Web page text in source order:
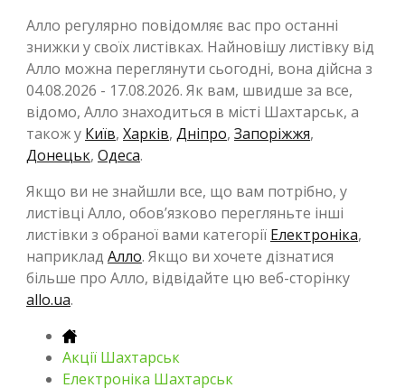
Алло регулярно повідомляє вас про останні
знижки у своїх листівках. Найновішу листівку від
Алло можна переглянути сьогодні, вона дійсна з
04.08.2026 - 17.08.2026. Як вам, швидше за все,
відомо, Алло знаходиться в місті Шахтарськ, а
також у Київ, Харків, Дніпро, Запоріжжя,
Донецьк, Одеса.
Якщо ви не знайшли все, що вам потрібно, у
листівці Алло, обов’язково перегляньте інші
листівки з обраної вами категорії Електроніка,
наприклад Алло. Якщо ви хочете дізнатися
більше про Алло, відвідайте цю веб-сторінку
allo.ua.
Акції Шахтарськ
Електроніка Шахтарськ